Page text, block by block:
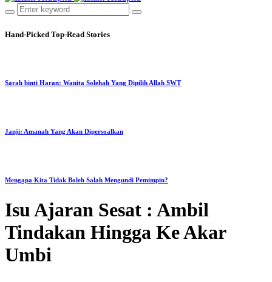
Hand-Picked Top-Read Stories
Sarah binti Haran: Wanita Solehah Yang Dipilih Allah SWT
Janji: Amanah Yang Akan Dipersoalkan
Mengapa Kita Tidak Boleh Salah Mengundi Pemimpin?
Isu Ajaran Sesat : Ambil
Tindakan Hingga Ke Akar
Umbi